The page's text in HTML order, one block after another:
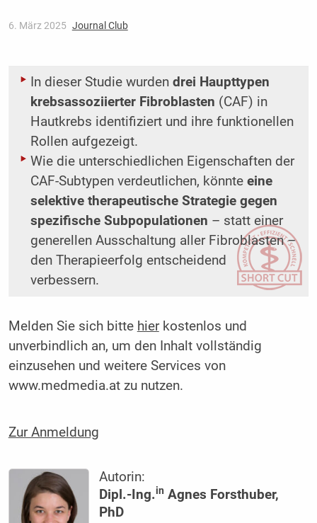
6. März 2025 Journal Club
In dieser Studie wurden drei Haupttypen
krebsassoziierter Fibroblasten (CAF) in
Hautkrebs identifiziert und ihre funktionellen
Rollen aufgezeigt.
Wie die unterschiedlichen Eigenschaften der
CAF-Subtypen verdeutlichen, könnte eine
selektive therapeutische Strategie gegen
spezifische Subpopulationen – statt einer
generellen Ausschaltung aller Fibroblasten –
den Therapieerfolg entscheidend
verbessern.
Melden Sie sich bitte hierkostenlos und
unverbindlich an, um den Inhalt vollständig
einzusehen und weitere Services von
www.medmedia.at zu nutzen.
Zur Anmeldung
Autorin:
Dipl.-Ing.in Agnes Forsthuber,
PhD